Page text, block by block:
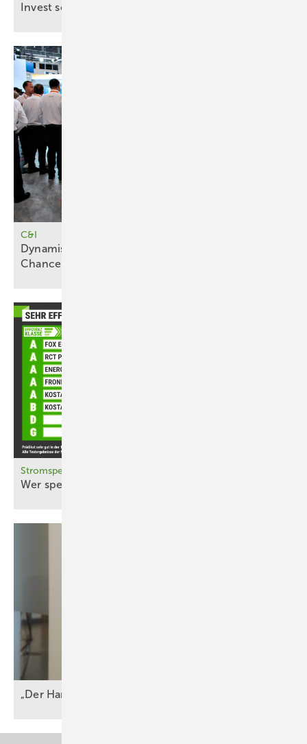
Invest schnell wieder
C&I
Dynam ische Strompreise bieten neue
Chancen
Stromspeicher-Inspektion
Wer speichert
„Der Handel mit THG-Zertifikaten ist